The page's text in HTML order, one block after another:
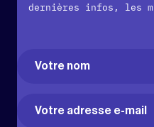
dernières infos, les
Name